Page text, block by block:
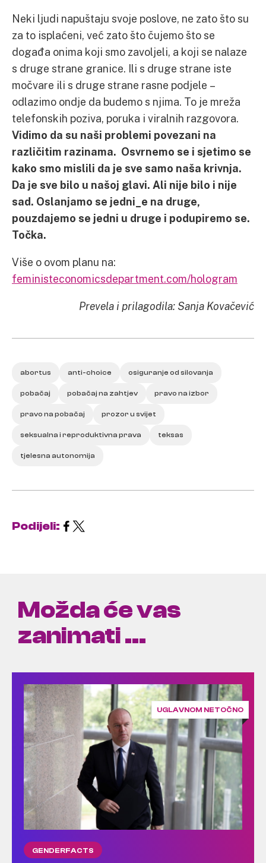
Neki ljudi napuštaju svoje poslove, ne zato što su
za to isplaćeni, već zato što čujemo što se
događa onima koji smo zavoljeli, a koji se nalaze
s druge strane granice. Ili s druge strane iste
močvare ili s druge strane rasne podjele –
odlazimo ondje da budemo s njima. To je mreža
telefonskih poziva, poruka i viralnih razgovora.
Vidimo da su naši problemi povezani na
različitim razinama. Osvrnemo se i sjetimo se
kako smo mislili da je sve samo naša krivnja.
Da je sve bilo u našoj glavi. Ali nije bilo i nije
sad. Oslanjamo se jedni_e na druge,
pouzdajemo se jedni u druge i podupiremo se.
Točka.
Više o ovom planu na:
feministeconomicsdepartment.com/hologram
Prevela i prilagodila: Sanja Kovačević
abortus anti-choice osiguranje od silovanja
pobačaj pobačaj na zahtjev pravo na izbor
pravo na pobačaj prozor u svijet
seksualna i reproduktivna prava teksas
tjelesna autonomija
Podijeli:
Možda će vas
zanimati ...
UGLAVNOM NETOČNO
GENDERFACTS